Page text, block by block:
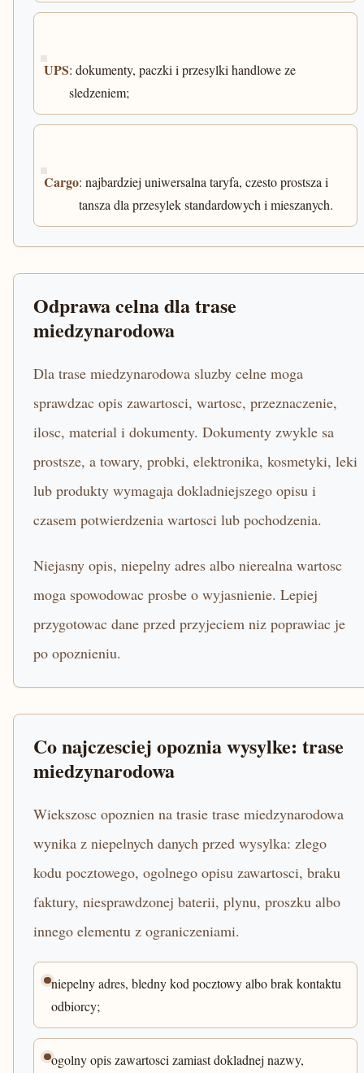
UPS: dokumenty, paczki i przesylki handlowe ze
sledzeniem;
Cargo: najbardziej uniwersalna taryfa, czesto prostsza i
tansza dla przesylek standardowych i mieszanych.
Odprawa celna dla trase
miedzynarodowa
Dla trase miedzynarodowa sluzby celne moga
sprawdzac opis zawartosci, wartosc, przeznaczenie,
ilosc, material i dokumenty. Dokumenty zwykle sa
prostsze, a towary, probki, elektronika, kosmetyki, leki
lub produkty wymagaja dokladniejszego opisu i
czasem potwierdzenia wartosci lub pochodzenia.
Niejasny opis, niepelny adres albo nierealna wartosc
moga spowodowac prosbe o wyjasnienie. Lepiej
przygotowac dane przed przyjeciem niz poprawiac je
po opoznieniu.
Co najczesciej opoznia wysylke: trase
miedzynarodowa
Wiekszosc opoznien na trasie trase miedzynarodowa
wynika z niepelnych danych przed wysylka: zlego
kodu pocztowego, ogolnego opisu zawartosci, braku
faktury, niesprawdzonej baterii, plynu, proszku albo
innego elementu z ograniczeniami.
niepelny adres, bledny kod pocztowy albo brak kontaktu
odbiorcy;
ogolny opis zawartosci zamiast dokladnej nazwy,